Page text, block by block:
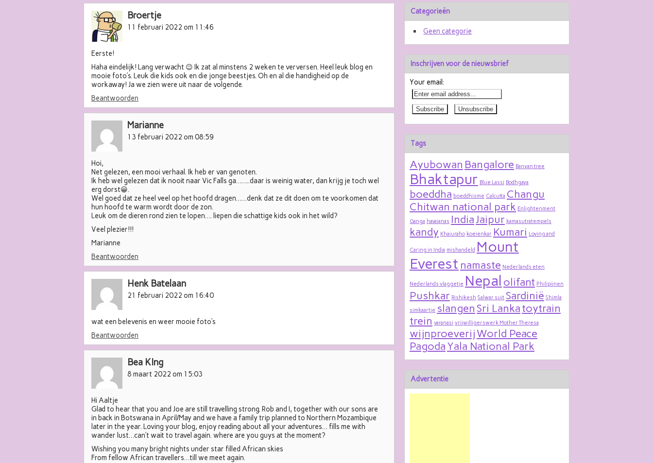
Broertje
11 februari 2022 om 11:46
Eerste!
Haha eindelijk! Lang verwacht 😉 Ik zat al minstens 2 weken te verversen. Heel leuk blog en
mooie foto’s. Leuk die kids ook en die jonge beestjes. Oh en al die handigheid op de
workaway! Ja we zien were uit naar de volgende.
Beantwoorden
Marianne
13 februari 2022 om 08:59
Hoi,
Net gelezen, een mooi verhaal. Ik heb er van genoten.
Ik heb wel gelezen dat ik nooit naar Vic Falls ga……..daar is weinig water, dan krijg je toch wel
erg dorst😀.
Wel goed dat ze heel veel op het hoofd dragen……denk dat ze dit doen om te voorkomen dat
hun hoofd te warm wordt door de zon.
Leuk om de dieren rond zien te lopen…. liepen die schattige kids ook in het wild?
Veel plezier!!!
Marianne
Beantwoorden
Henk Batelaan
21 februari 2022 om 16:40
wat een belevenis en weer mooie foto’s
Beantwoorden
Bea KIng
8 maart 2022 om 15:03
Hi Aaltje
Glad to hear that you and Joe are still travelling strong. Rob and I, together with our sons are
in back in Botswana in April/May and we have a family trip planned to Northern Mozambique
later in the year. Loving your blog, enjoy reading about all your adventures… fills me with
wander lust…can’t wait to travel again. where are you guys at the moment?
Wishing you many bright nights under star filled African skies
From fellow African travellers…till we meet again.
Categorieën
Geen categorie
Inschrijven voor de nieuwsbrief
Your email:
Tags
Ayubowan Bangalore Banyan tree
Bhaktapur Blue Lassi Bodhgaya
boeddha boeddhisme Calcutta Changu
Chitwan national park Enlightenment
Ganga havaianas IndiaJaipur kamasutratempels
kandy Khajuraho koeienkar Kumari Loving and
Caring in India mishandeld Mount
Everest namaste Nederlands eten
Nederlands vlaggetje Nepal olifant Philipijnen
Pushkar Rishikesh Salwar suit Sardinië Shimla
simkaartje slangen Sri Lankatoytrain
trein varanasi vrijwilligerswerk Mother Theresa
wijnproeverijWorld Peace
PagodaYala National Park
Advertentie